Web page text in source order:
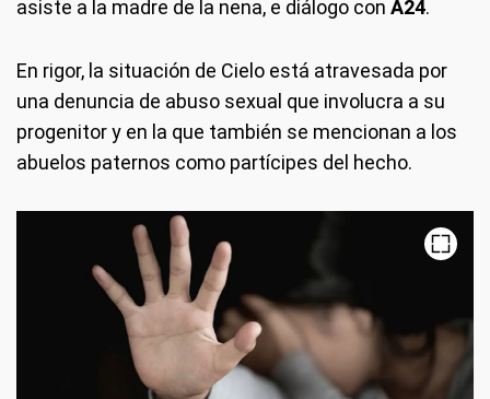
asiste a la madre de la nena, e diálogo con A24.
En rigor, la situación de Cielo está atravesada por
una denuncia de abuso sexual que involucra a su
progenitor y en la que también se mencionan a los
abuelos paternos como partícipes del hecho.